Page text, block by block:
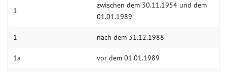
1
zwischen dem 30.11.1954 und dem
01.01.1989
1 nach dem 31.12.1988
1a vor dem 01.01.1989